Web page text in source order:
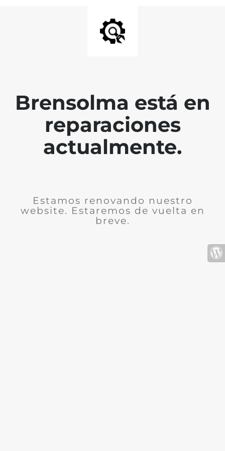
Brensolma está en
reparaciones
actualmente.
Estamos renovando nuestro
website. Estaremos de vuelta en
breve.